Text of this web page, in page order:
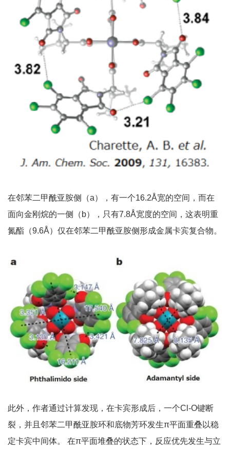
在邻苯二甲酰亚胺侧（a），有一个16.2Å宽的空间，而在
面向金刚烷的一侧（b），只有7.8Å宽度的空间，这表明重
氮酯（9.6Å）仅在邻苯二甲酰亚胺侧形成金属卡宾复合物。
此外，作者通过计算发现，在卡宾形成后，一个Cl-O键断
裂，并且邻苯二甲酰亚胺环和底物芳环发生π平面重叠以稳
定卡宾中间体。 在π平面堆叠的状态下，反应优先发生与立